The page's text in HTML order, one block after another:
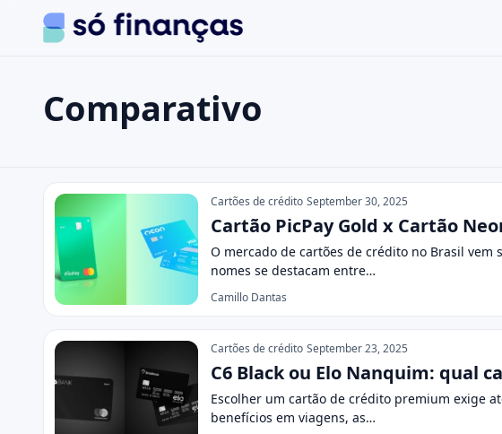
Search the site
Press Enter to search or ESC to close.
Comparativo
Comparativo Cartões de crédito September 30, 2025
Cartão PicPay Gold x Cartão
O mercado de cartões de crédito no Brasil
nomes se destacam entre…
Camillo Dantas
Cartões de crédito September 23, 2025
C6 Black ou Elo Nanquim: qual
Escolher um cartão de crédito premium exige
benefícios em viagens, as…